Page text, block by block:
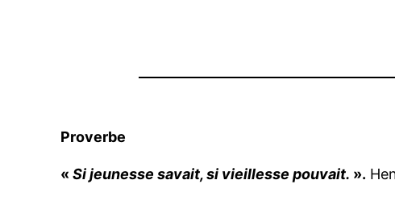
Proverbe
«Si jeunesse savait, si vieillesse pouvait. ».